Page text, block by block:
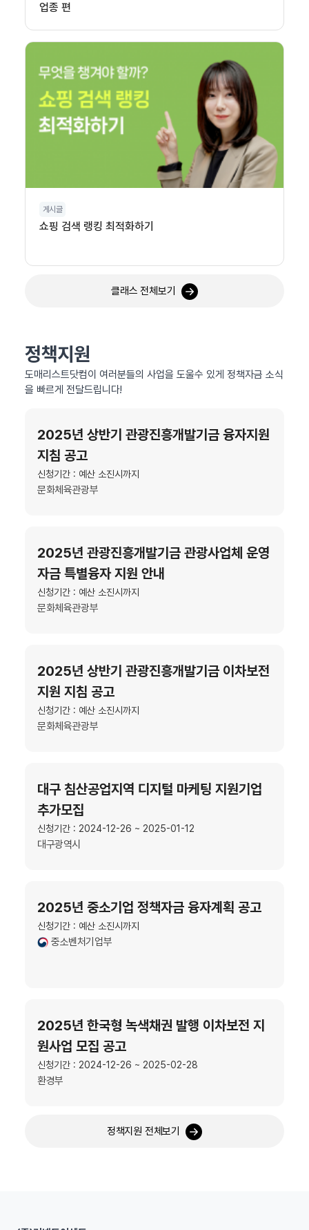
업종 편
게시글
쇼핑 검색 랭킹 최적화하기
클래스 전체보기
정책지원
도매리스트닷컴이 여러분들의 사업을 도울수 있게 정책자금 소식
을 빠르게 전달드립니다!
2025년 상반기 관광진흥개발기금 융자지원
지침 공고
신청기간 : 예산 소진시까지
문화체육관광부
2025년 관광진흥개발기금 관광사업체 운영
자금 특별융자 지원 안내
신청기간 : 예산 소진시까지
문화체육관광부
2025년 상반기 관광진흥개발기금 이차보전
지원 지침 공고
신청기간 : 예산 소진시까지
문화체육관광부
대구 침산공업지역 디지털 마케팅 지원기업
추가모집
신청기간 : 2024-12-26 ~ 2025-01-12
대구광역시
2025년 중소기업 정책자금 융자계획 공고
신청기간 : 예산 소진시까지
중소벤처기업부
2025년 한국형 녹색채권 발행 이차보전 지
원사업 모집 공고
신청기간 : 2024-12-26 ~ 2025-02-28
환경부
정책지원 전체보기